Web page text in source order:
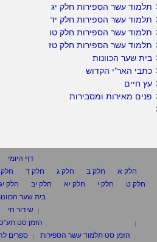
תלמוד עשר הספירות חלק יג
תלמוד עשר הספירות חלק יד
תלמוד עשר הספירות חלק טו
תלמוד עשר הספירות חלק טז
בית שער הכוונות
כתבי האר"י הקדוש
עץ חיים
פנים מאירות ומסבירות
דף היומי
חלק א
חלק ב חלק ג חלק ד
חלק ט
חלק י חלק יא חלק יב חלק יג
בית שער
שידור חי
הזמן סט
הזמן סט תלמוד עשר הספירות
ספרים